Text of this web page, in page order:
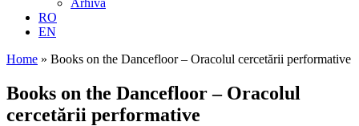
Arhivă
RO
EN
Home » Books on the Dancefloor – Oracolul cercetării performative
Books on the Dancefloor – Oracolul
cercetării performative